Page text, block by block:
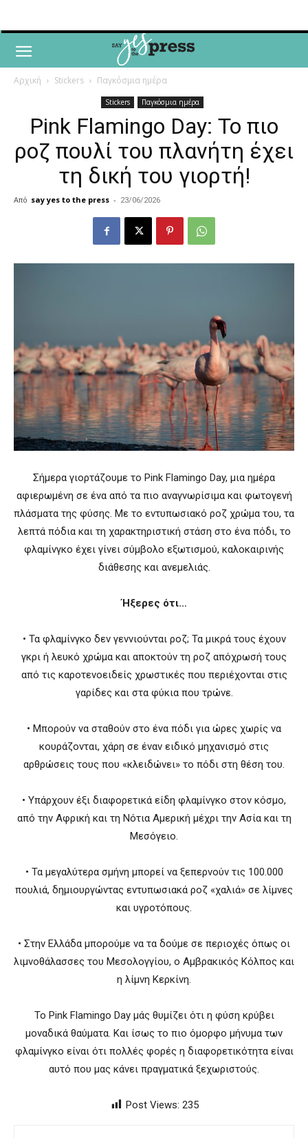
Αρχική Stickers Παγκόσμια ημέρα
Stickers Παγκόσμια ημέρα
Pink Flamingo Day: Το πιο
ροζ πουλί του πλανήτη έχει
τη δική του γιορτή!
Από say yes to the press - 23/06/2026
Σήμερα γιορτάζουμε το Pink Flamingo Day, μια ημέρα
αφιερωμένη σε ένα από τα πιο αναγνωρίσιμα και φωτογενή
πλάσματα της φύσης. Με το εντυπωσιακό ροζ χρώμα του, τα
λεπτά πόδια και τη χαρακτηριστική στάση στο ένα πόδι, το
φλαμίνγκο έχει γίνει σύμβολο εξωτισμού, καλοκαιρινής
διάθεσης και ανεμελιάς.
Ήξερες ότι…
• Τα φλαμίνγκο δεν γεννιούνται ροζ; Τα μικρά τους έχουν
γκρι ή λευκό χρώμα και αποκτούν τη ροζ απόχρωσή τους
από τις καροτενοειδείς χρωστικές που περιέχονται στις
γαρίδες και στα φύκια που τρώνε.
• Μπορούν να σταθούν στο ένα πόδι για ώρες χωρίς να
κουράζονται, χάρη σε έναν ειδικό μηχανισμό στις
αρθρώσεις τους που «κλειδώνει» το πόδι στη θέση του.
• Υπάρχουν έξι διαφορετικά είδη φλαμίνγκο στον κόσμο,
από την Αφρική και τη Νότια Αμερική μέχρι την Ασία και τη
Μεσόγειο.
• Τα μεγαλύτερα σμήνη μπορεί να ξεπερνούν τις 100.000
πουλιά, δημιουργώντας εντυπωσιακά ροζ «χαλιά» σε λίμνες
και υγροτόπους.
• Στην Ελλάδα μπορούμε να τα δούμε σε περιοχές όπως οι
λιμνοθάλασσες του Μεσολογγίου, ο Αμβρακικός Κόλπος και
η λίμνη Κερκίνη.
Το Pink Flamingo Day μάς θυμίζει ότι η φύση κρύβει
μοναδικά θαύματα. Και ίσως το πιο όμορφο μήνυμα των
φλαμίνγκο είναι ότι πολλές φορές η διαφορετικότητα είναι
αυτό που μας κάνει πραγματικά ξεχωριστούς.
Post Views: 235